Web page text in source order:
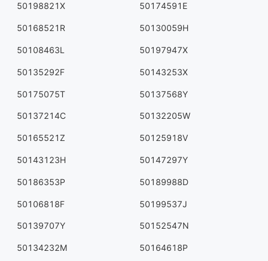
50198821X 50174591E
50168521R 50130059H
50108463L 50197947X
50135292F 50143253X
50175075T 50137568Y
50137214C 50132205W
50165521Z 50125918V
50143123H 50147297Y
50186353P 50189988D
50106818F 50199537J
50139707Y 50152547N
50134232M 50164618P